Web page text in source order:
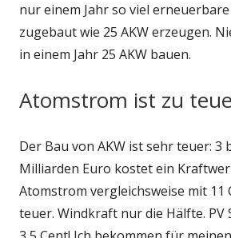
nur einem Jahr so viel
zugebaut wie 25 AKW erzeugen.
in einem Jahr 25 AKW bauen.
Atomstrom ist zu
Der Bau von AKW ist sehr teuer: 3
Milliarden Euro kostet ein
Atomstrom vergleichsweise mit 11
teuer. Windkraft nur die Hälfte. PV